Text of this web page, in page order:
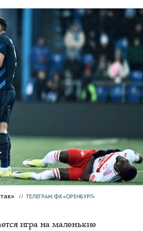
ТЕЛЕГРАМ ФК «ОРЕНБУРГ»
игра на маленькие